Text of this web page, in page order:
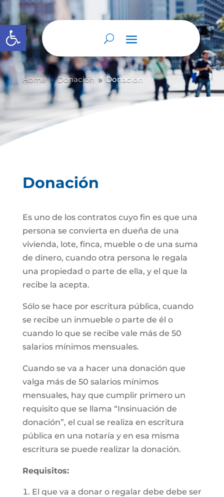
Abrir barra de herramientas
Home 9 Donación 9 Donación
Donación
Es uno de los contratos cuyo fin es que una
persona se convierta en dueña de una
vivienda, lote, finca, mueble o de una suma
de dinero, cuando otra persona le regala
una propiedad o parte de ella, y el que la
recibe la acepta.
Sólo se hace por escritura pública, cuando
se recibe un inmueble o parte de él o
cuando lo que se recibe vale más de 50
salarios mínimos mensuales.
Cuando se va a hacer una donación que
valga más de 50 salarios mínimos
mensuales, hay que cumplir primero un
requisito que se llama “Insinuación de
donación”, el cual se realiza en escritura
pública en una notaría y en esa misma
escritura se puede realizar la donación.
Requisitos:
El que va a donar o regalar debe debe ser